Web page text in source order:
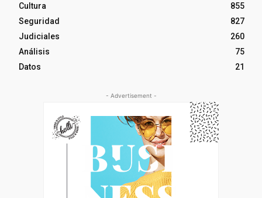
Cultura
855
Seguridad
827
Judiciales
260
Análisis
75
Datos
21
- Advertisement -